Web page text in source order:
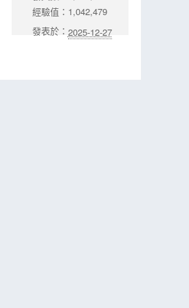
經驗值：1,042,479
發表於： 2025-12-27